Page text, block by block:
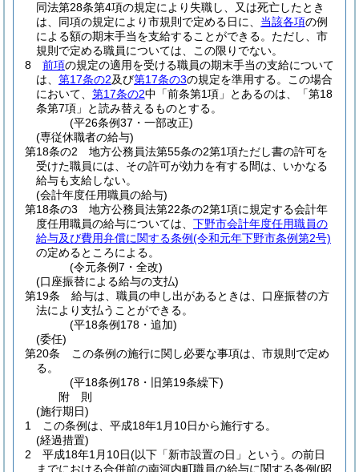
同法第28条第4項の規定により失職し、又は死亡したとき
は、同項の規定により市規則で定める日に、 当該各項の例
による額の期末手当を支給することができる。 ただし、市
規則で定める職員については、この限りでない。
8
前項の規定の適用を受ける職員の期末手当の支給について
は、 第17条の2及び第17条の3の規定を準用する。
この場合
において、 第17条の2中「前条第1項」とあるのは、「第18
条第7項」と読み替えるものとする。
(平26条例37・一部改正)
(専従休職者の給与)
第18条の2
地方公務員法第55条の2第1項ただし書の許可を
受けた職員には、その許可が効力を有する間は、いかなる
給与も支給しない。
(会計年度任用職員の給与)
第18条の3
地方公務員法第22条の2第1項に規定する会計年
度任用職員の給与については、 下野市会計年度任用職員の
給与及び費用弁償に関する条例(令和元年下野市条例第2号)
の定めるところによる。
(令元条例7・全改)
(口座振替による給与の支払)
第19条
給与は、職員の申し出があるときは、口座振替の方
法により支払うことができる。
(平18条例178・追加)
(委任)
第20条
この条例の施行に関し必要な事項は、市規則で定め
る。
(平18条例178・旧第19条繰下)
附 則
(施行期日)
1
この条例は、平成18年1月10日から施行する。
(経過措置)
2
平成18年1月10日(以下「新市設置の日」という。の前日
までにおける合併前の南河内町職員の給与に関する条例(昭